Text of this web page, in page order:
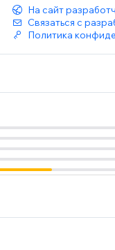
На сайт
Связаться с
Политика